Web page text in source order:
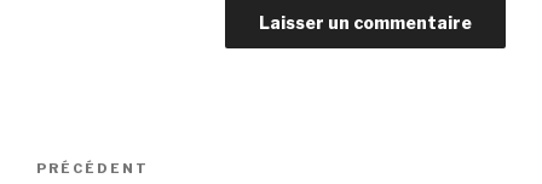
Navigation
Article
PRÉCÉDENT